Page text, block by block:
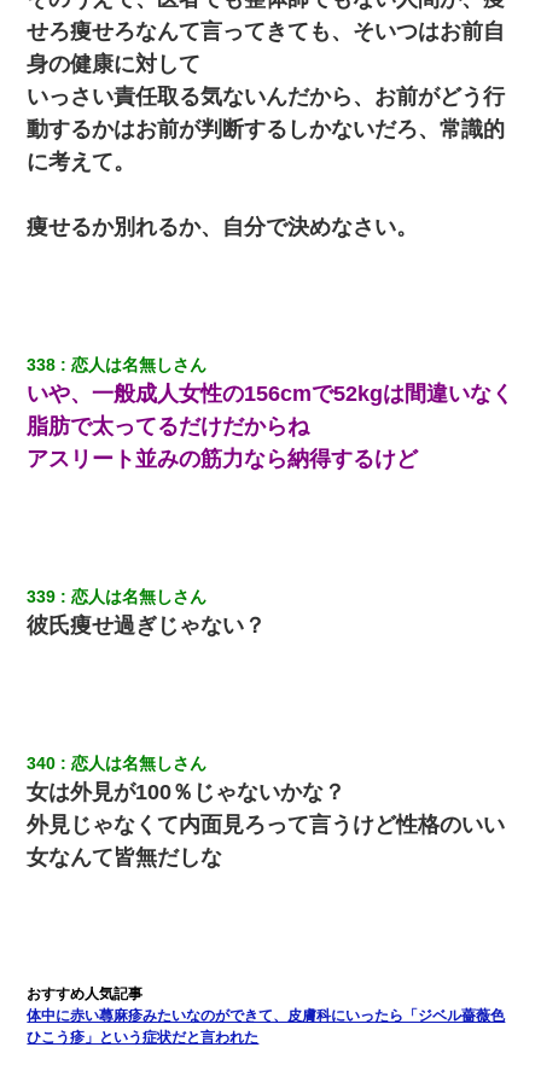
選ばれたの！絶対見に来てね！」→悲しい結果がこれ・・・
放置子が病院送りになったらしい → 俺（二度と帰ってくるなよ…
嫁を半身不随にしやがった恨みは、正直こんなもんじゃ晴れな
い）
せろ痩せろなんて言ってきても、そいつはお前自
身の健康に対して
いっさい責任取る気ないんだから、お前がどう行
動するかはお前が判断するしかないだろ、常識的
に考えて。
痩せるか別れるか、自分で決めなさい。
338 恋人は名無しさん
いや、一般成人女性の156cmで52kgは間違いなく
脂肪で太ってるだけだからね
アスリート並みの筋力なら納得するけど
339 恋人は名無しさん
彼氏痩せ過ぎじゃない？
340 恋人は名無しさん
女は外見が100％じゃないかな？
外見じゃなくて内面見ろって言うけど性格のいい
女なんて皆無だしな
体中に赤い蕁麻疹みたいなのができて、皮膚科にいったら「ジベル薔薇色
ひこう疹」という症状だと言われた